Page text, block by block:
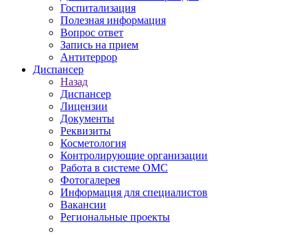
Госпитализация
Полезная информация
Вопрос ответ
Запись на прием
Антитеррор
Диспансер
Назад
Диспансер
Лицензии
Документы
Реквизиты
Косметология
Контролирующие организации
Работа в системе ОМС
Фотогалерея
Информация для специалистов
Вакансии
Региональные проекты